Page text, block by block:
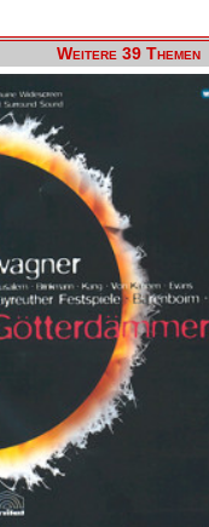
Weitere 39 Themen